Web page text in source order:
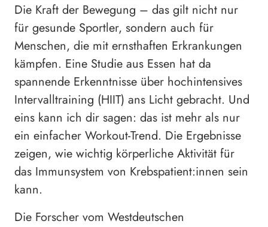
Die Kraft der Bewegung – das gilt nicht nur
für gesunde Sportler, sondern auch für
Menschen, die mit ernsthaften Erkrankungen
kämpfen. Eine Studie aus Essen hat da
spannende Erkenntnisse über hochintensives
Intervalltraining (HIIT) ans Licht gebracht. Und
eins kann ich dir sagen: das ist mehr als nur
ein einfacher Workout-Trend. Die Ergebnisse
zeigen, wie wichtig körperliche Aktivität für
das Immunsystem von Krebspatient:innen sein
kann.
Die Forscher vom Westdeutschen